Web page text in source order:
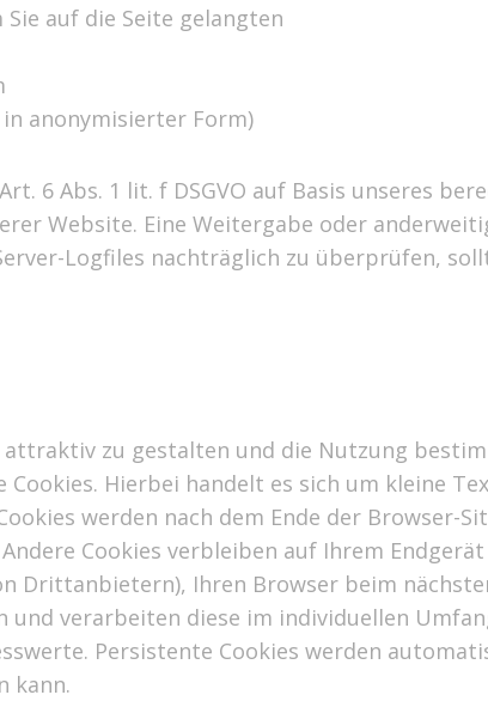
auf die Seite gelangten
in anonymisierter Form)
6 Abs. 1 lit. f DSGVO auf Basis unseres
Website. Eine Weitergabe oder
Logfiles nachträglich zu überprüfen,
attraktiv zu gestalten und die Nutzung
Cookies. Hierbei handelt es sich um kleine
werden nach dem Ende der Browser-
Cookies verbleiben auf Ihrem
Drittanbietern), Ihren Browser beim
und verarbeiten diese im individuellen
Persistente Cookies werden
kann.